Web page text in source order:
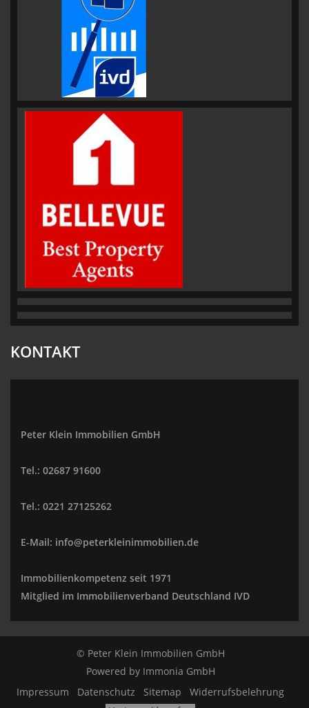
KONTAKT
Peter Klein Immobilien GmbH
Tel.: 02687 91600
Tel.: 0221 27125262
E-Mail: info@peterkleinimmobilien.de
Immobilienkompetenz seit 1971
Mitglied im Immobilienverband Deutschland IVD
© Peter Klein Immobilien GmbH
Powered by Immonia GmbH
Impressum
Datenschutz Sitemap Widerrufsbelehrung